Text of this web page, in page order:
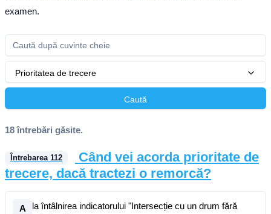
examen.
Prioritatea de trecere
Caută
18 întrebări găsite.
Întrebarea 112
Când vei acorda prioritate de
trecere, dacă tractezi o remorcă?
A
la întâlnirea indicatorului "Intersecție cu un drum fără